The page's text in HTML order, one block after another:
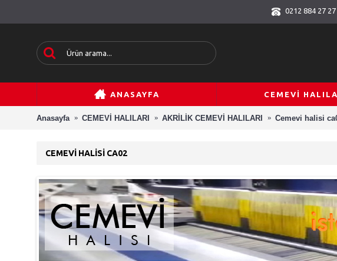
0212 884 27 27
ANASAYFA CEMEVİ
Anasayfa CEMEVİ HALILARI AKRİLİK CEMEVİ HALILARI Cemevi halisi
CEMEVI HALISI CA02